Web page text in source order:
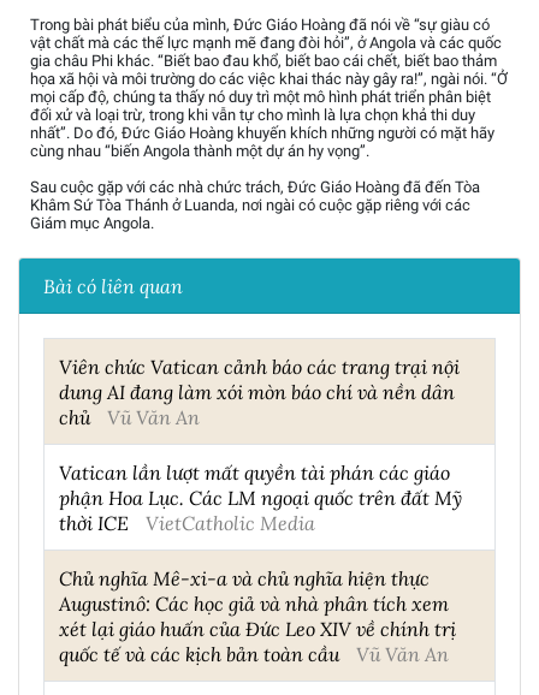
Trong bài phát biểu của mình, Đức Giáo Hoàng đã nói về “sự giàu có
vật chất mà các thế lực mạnh mẽ đang đòi hỏi”, ở Angola và các quốc
gia châu Phi khác. “Biết bao đau khổ, biết bao cái chết, biết bao thảm
họa xã hội và môi trường do các việc khai thác này gây ra!”, ngài nói. “Ở
mọi cấp độ, chúng ta thấy nó duy trì một mô hình phát triển phân biệt
đối xử và loại trừ, trong khi vẫn tự cho mình là lựa chọn khả thi duy
nhất”. Do đó, Đức Giáo Hoàng khuyến khích những người có mặt hãy
cùng nhau “biến Angola thành một dự án hy vọng”.
Sau cuộc gặp với các nhà chức trách, Đức Giáo Hoàng đã đến Tòa
Khâm Sứ Tòa Thánh ở Luanda, nơi ngài có cuộc gặp riêng với các
Giám mục Angola.
Bài có liên quan
Viên chức Vatican cảnh báo các trang trại nội
dung AI đang làm xói mòn báo chí và nền dân
chủ
Vũ Văn An
Vatican lần lượt mất quyền tài phán các giáo
phận Hoa Lục. Các LM ngoại quốc trên đất Mỹ
thời ICE
VietCatholic Media
Chủ nghĩa Mê-xi-a và chủ nghĩa hiện thực
Augustinô: Các học giả và nhà phân tích xem
xét lại giáo huấn của Đức Leo XIV về chính trị
quốc tế và các kịch bản toàn cầu
Vũ Văn An